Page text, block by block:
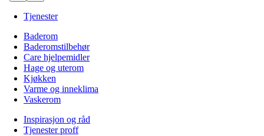
Tjenester
Baderom
Baderomstilbehør
Care hjelpemidler
Hage og uterom
Kjøkken
Varme og inneklima
Vaskerom
Inspirasjon og råd
Tjenester proff